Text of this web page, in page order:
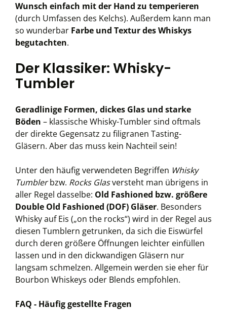
Wunsch einfach mit der Hand zu temperieren
(durch Umfassen des Kelchs). Außerdem kann man
so wunderbar Farbe und Textur des Whiskys
begutachten.
Der Klassiker: Whisky-
Tumbler
Geradlinige Formen, dickes Glas und starke
Böden – klassische Whisky-Tumbler sind oftmals
der direkte Gegensatz zu filigranen Tasting-
Gläsern. Aber das muss kein Nachteil sein!
Unter den häufig verwendeten Begriffen Whisky
Tumblerbzw. Rocks Glasversteht man übrigens in
aller Regel dasselbe: Old Fashioned bzw. größere
Double Old Fashioned (DOF) Gläser. Besonders
Whisky auf Eis („on the rocks“) wird in der Regel aus
diesen Tumblern getrunken, da sich die Eiswürfel
durch deren größere Öffnungen leichter einfüllen
lassen und in den dickwandigen Gläsern nur
langsam schmelzen. Allgemein werden sie eher für
Bourbon Whiskeys oder Blends empfohlen.
FAQ - Häufig gestellte Fragen